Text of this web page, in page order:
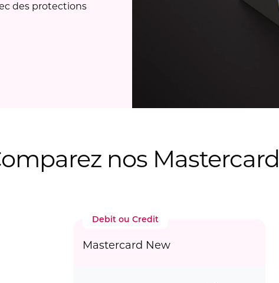
des protections
nos Mastercard
Debit ou Credit
Mastercard New